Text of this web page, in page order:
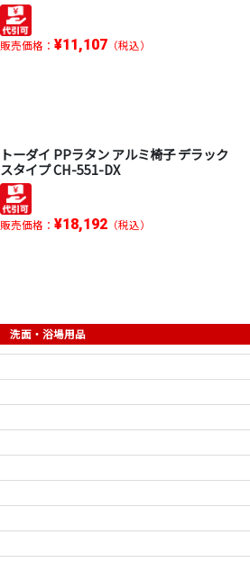
販売価格： ¥11,107（税込）
トーダイ PPラタン アルミ椅子 デラック
スタイプ CH-551-DX
販売価格： ¥18,192（税込）
洗面・浴場用品